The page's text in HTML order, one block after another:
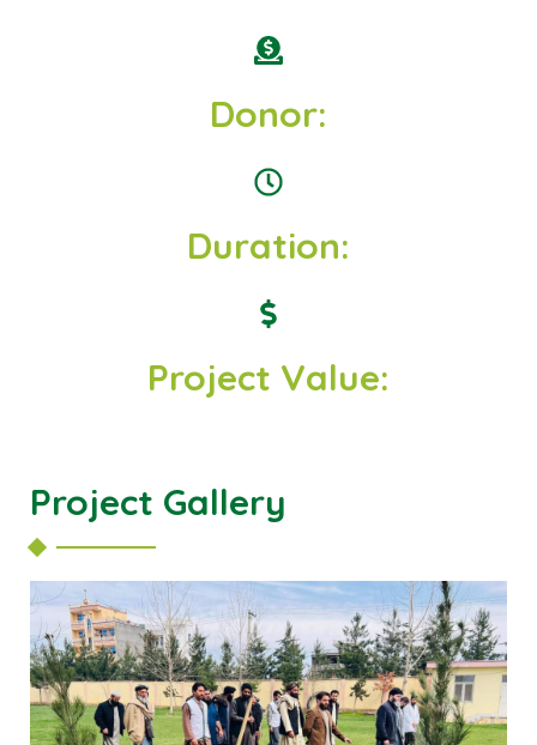
Donor:
Duration:
Project Value:
Project Gallery